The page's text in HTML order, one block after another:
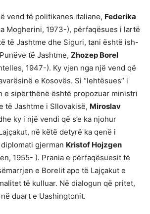
vend të politikanes italiane, Federika
Mogherini, 1973-), përfaqësues i lartë
të Jashtme dhe Siguri, tani është ish-
të Jashtme, Zhozep Borel
1947-). Ky vjen nga një vend që
e Kosovës. Si “lehtësues” i
e sipërthënë është propozuar ministri
të Jashtme i Sllovakisë, Miroslav
ky i një vendi që s’e ka njohur
në këtë detyrë ka qenë i
gjerman Kristof Hojzgen
1955- ). Prania e përfaqësuesit të
e Borelit apo të Lajçakut e
të kulluar. Në dialogun që pritet,
duart e Uashingtonit.